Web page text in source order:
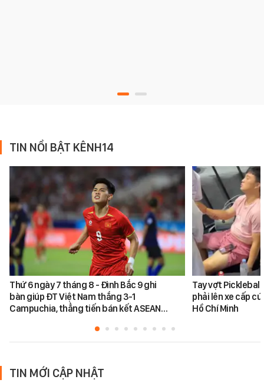
TIN NỔI BẬT KÊNH14
Thứ 6 ngày 7 tháng 8 - Đình Bắc 9 ghi
bàn giúp ĐT Việt Nam thắng 3-1
Campuchia, thẳng tiến bán kết ASEAN…
Tay vợt
phải lên xe cấp
Hồ Chí Minh
TIN MỚI CẬP NHẬT